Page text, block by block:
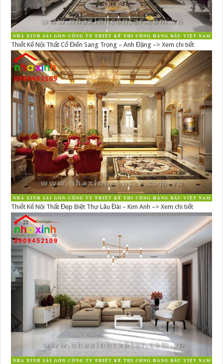
Thiết Kế Nội Thất Cổ Điển Sang Trọng – Anh Đặng –> Xem chi tiết
Thiết Kế Nội Thất Đẹp Biệt Thự Lâu Đài – Kim Anh –> Xem chi tiết